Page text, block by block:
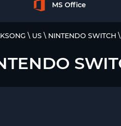
MS Office
\ US \ NINTENDO